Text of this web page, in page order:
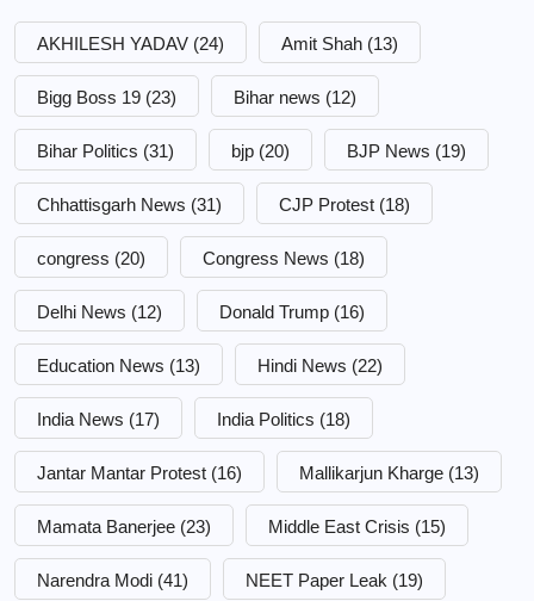
AKHILESH YADAV (24) Amit Shah (13)
Bigg Boss 19 (23) Bihar news (12)
Bihar Politics (31) bjp (20) BJP News (19)
Chhattisgarh News (31) CJP Protest (18)
congress (20) Congress News (18)
Delhi News (12) Donald Trump (16)
Education News (13) Hindi News (22)
India News (17) India Politics (18)
Jantar Mantar Protest (16) Mallikarjun Kharge (13)
Mamata Banerjee (23) Middle East Crisis (15)
Narendra Modi (41) NEET Paper Leak (19)